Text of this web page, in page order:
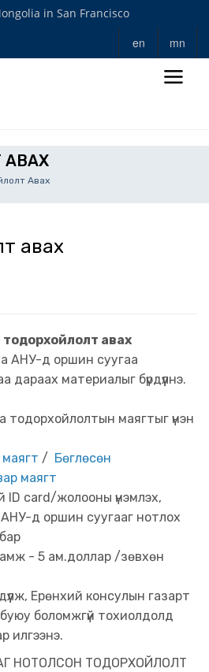
in San Francisco
en mn
АВАХ
Авах
авах
авах
АНУ-д оршин суугаа
материалыг бүрдүүлнэ.
маягтыг үнэн
/ Бөглөсөн
маягт
ID card/жолооны үнэмлэх,
АНУ-д оршин суугааг нотлох
- 5 ам.доллар /зөвхөн
Ерөнхий консулын газарт
боломжгүй тохиолдолд
илгээнэ.
НОТОЛСОН ТОДОРХОЙЛОЛТ